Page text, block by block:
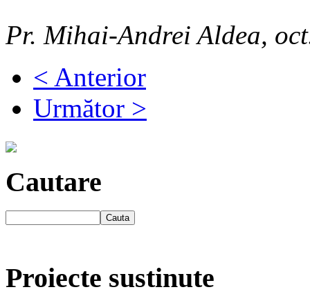
Pr. Mihai-Andrei Aldea,
< Anterior
Următor >
Cautare
Proiecte sustinute